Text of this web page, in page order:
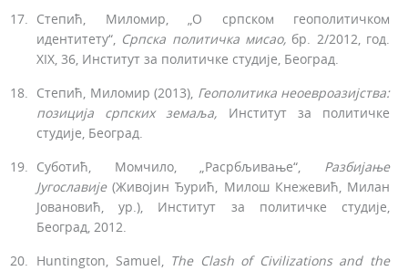
Степић, Миломир, „О српском геополитичком
идентитету“, Српска политичка мисао, бр. 2/2012, год.
XIX, 36, Институт за политич­ке студије, Београд.
Степић, Миломир (2013), Геополитика неоевроазијства:
позиција српскихземаља, Институт за политичке
студије, Београд.
Суботић, Момчило, „Расрбљивање“, Разбијање
Југославије(Живојин Ђурић, Милош Кнежевић, Милан
Јовановић, ур.), Институт за политичке студије,
Београд, 2012.
Huntington, Samuel, The Clash of Civilizations and the